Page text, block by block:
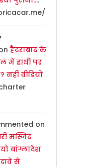
हैदराबाद के
में हाथी पर
वीडियो
on
मस्जिद
बांग्लादेश
से